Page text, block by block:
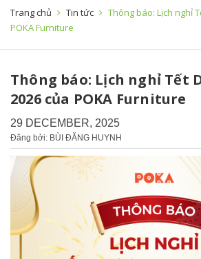
Trang chủ Tin tức
Thông báo: Lịch nghỉ
POKA Furniture
Thông báo: Lịch nghỉ Tết
2026 của POKA Furniture
29 DECEMBER, 2025
Đăng bởi: BÙI ĐĂNG HUYNH